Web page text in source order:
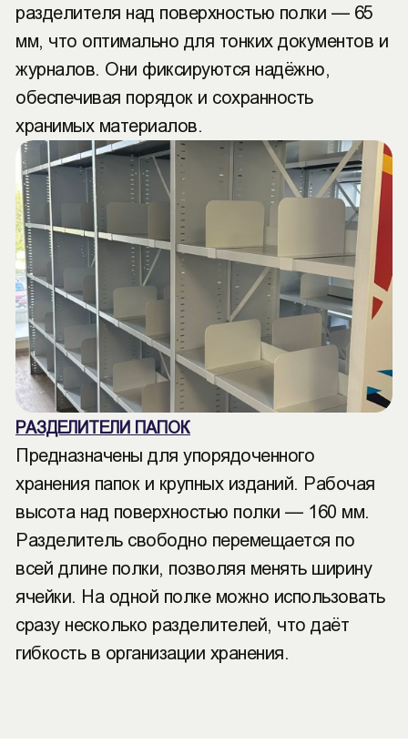
разделителя над поверхностью полки — 65
мм, что оптимально для тонких документов и
журналов. Они фиксируются надёжно,
обеспечивая порядок и сохранность
хранимых материалов.
РАЗДЕЛИТЕЛИ ПАПОК
Предназначены для упорядоченного
хранения папок и крупных изданий. Рабочая
высота над поверхностью полки — 160 мм.
Разделитель свободно перемещается по
всей длине полки, позволяя менять ширину
ячейки. На одной полке можно использовать
сразу несколько разделителей, что даёт
гибкость в организации хранения.